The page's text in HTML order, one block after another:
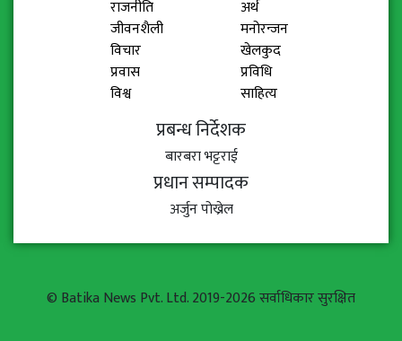
राजनीति
अर्थ
जीवनशैली
मनोरन्जन
विचार
खेलकुद
प्रवास
प्रविधि
विश्व
साहित्य
प्रबन्ध निर्देशक
बारबरा भट्टराई
प्रधान सम्पादक
अर्जुन पोख्रेल
© Batika News Pvt. Ltd. 2019-2026 सर्वाधिकार सुरक्षित